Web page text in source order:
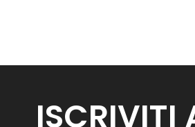
ISCRIVITI